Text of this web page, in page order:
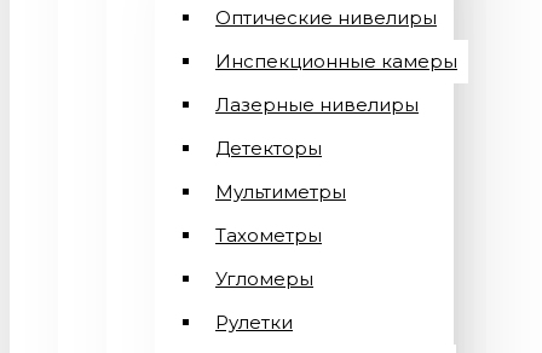
Оптические нивелиры
Инспекционные камеры
Лазерные нивелиры
Детекторы
Мультиметры
Тахометры
Угломеры
Рулетки